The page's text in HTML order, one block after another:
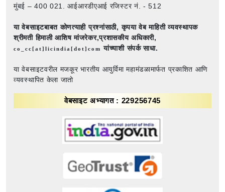
मुंबई – 400 021. आईआरडीएआई रजिस्टर नं. - 512
या वेबसाइटबाबत कोणत्याही प्रश्नांसाठी, कृपया वेब माहिती व्यवस्थापक
श्रीमती हिमाली आशिष मांजरेकर,प्रशासकीय अधिकारी,
co_cc[at]licindia[dot]comयांच्याशी संपर्क साधा.
या वेबसाइटवरील मजकूर भारतीय आयुर्विमा महामंडळामार्फत प्रकाशित आणि
व्यवस्थापित केला जातो
वेबसाइट अभ्यागत : 229256745